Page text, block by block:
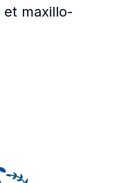
et maxillo-